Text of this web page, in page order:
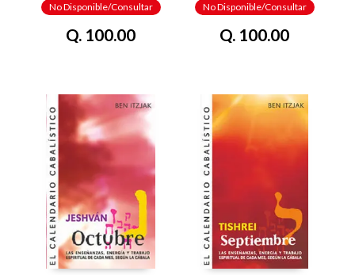
No Disponible/Consultar
Q. 100.00
No Disponible/Consultar
Q. 100.00